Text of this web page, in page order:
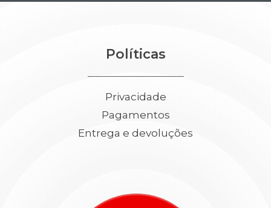
Políticas
Privacidade
Pagamentos
Entrega e devoluções